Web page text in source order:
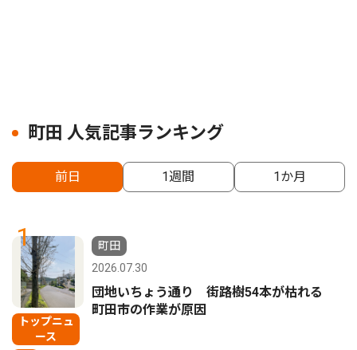
町田 人気記事ランキング
前日 1週間 1か月
1
トップニュ
ース
町田
2026.07.30
団地いちょう通り 街路樹54本が枯れる
町田市の作業が原因